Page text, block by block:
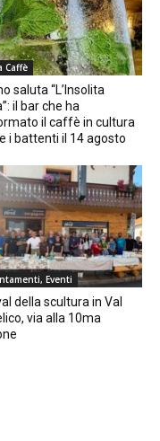
Caffè
saluta “L’Insolita
il bar che ha
il caffè in cultura
i battenti il 14 agosto
Eventi
della scultura in Val
via alla 10ma